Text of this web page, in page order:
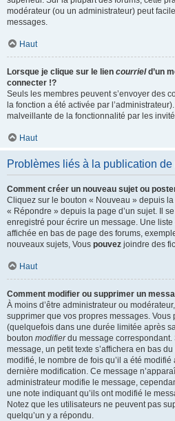
modérateur (ou un administrateur) peut
messages.
Haut
Lorsque je clique sur le lien courrield’un
connecter !?
Seuls les membres peuvent s’envoyer des
la fonction a été activée par
malveillante de la fonctionnalité par les
Haut
Problèmes liés à la publication
Comment créer un nouveau sujet ou
Cliquez sur le bouton « Nouveau » depuis la
« Répondre » depuis la page d’un sujet. Il
enregistré pour écrire un message. Une
affichée en bas de page des forums,
nouveaux sujets, Vous pouvez joindre des
Haut
Comment modifier ou supprimer un
À moins d’être administrateur ou
supprimer que vos propres messages. Vous
(quelquefois dans une durée limitée après
bouton modifierdu message correspondant.
message, un petit texte s’affichera en bas
modifié, le nombre de fois qu’il a été
dernière modification. Ce message
administrateur modifie le message,
une note indiquant qu’ils ont modifié le
Notez que les utilisateurs ne peuvent pas
quelqu’un y a répondu.